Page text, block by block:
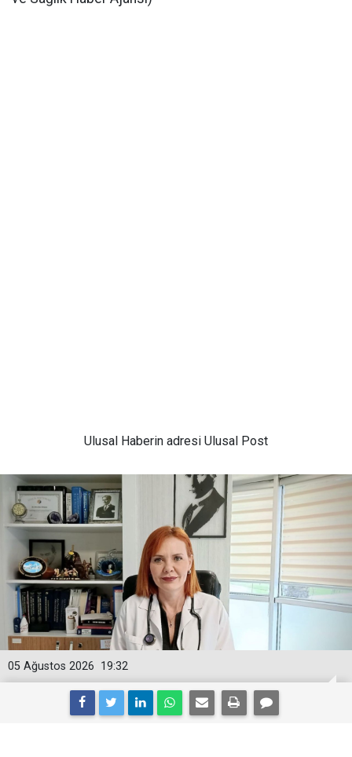
Ulusal Haberin adresi Ulusal Post
19:32
05 Ağustos 2026